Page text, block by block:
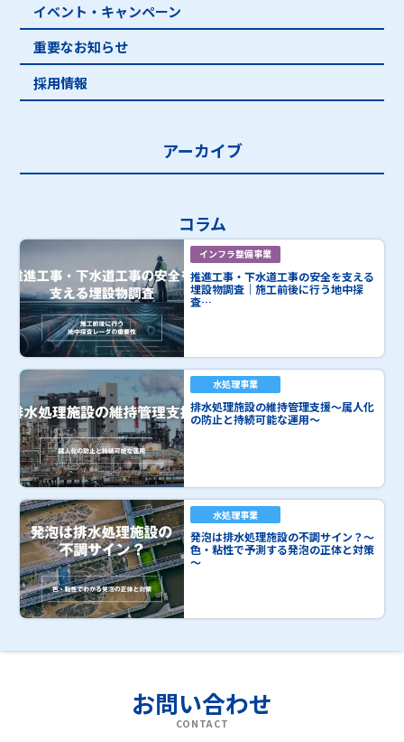
イベント・キャンペーン
重要なお知らせ
採用情報
アーカイブ
コラム
インフラ整備事業
推進工事・下水道工事の安全を支える
埋設物調査｜施工前後に行う地中探
査…
水処理事業
排水処理施設の維持管理支援～属人化
の防止と持続可能な運用～
水処理事業
発泡は排水処理施設の不調サイン？～
色・粘性で予測する発泡の正体と対策
～
お問い合わせ
CONTACT